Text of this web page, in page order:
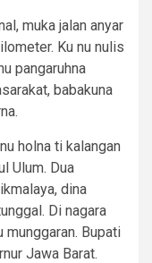
muka jalan anyar
Ku nu nulis
pangaruhna
babakuna
holna ti kalangan
Ulum. Dua
dina
Di nagara
munggaran. Bupati
Jawa Barat.